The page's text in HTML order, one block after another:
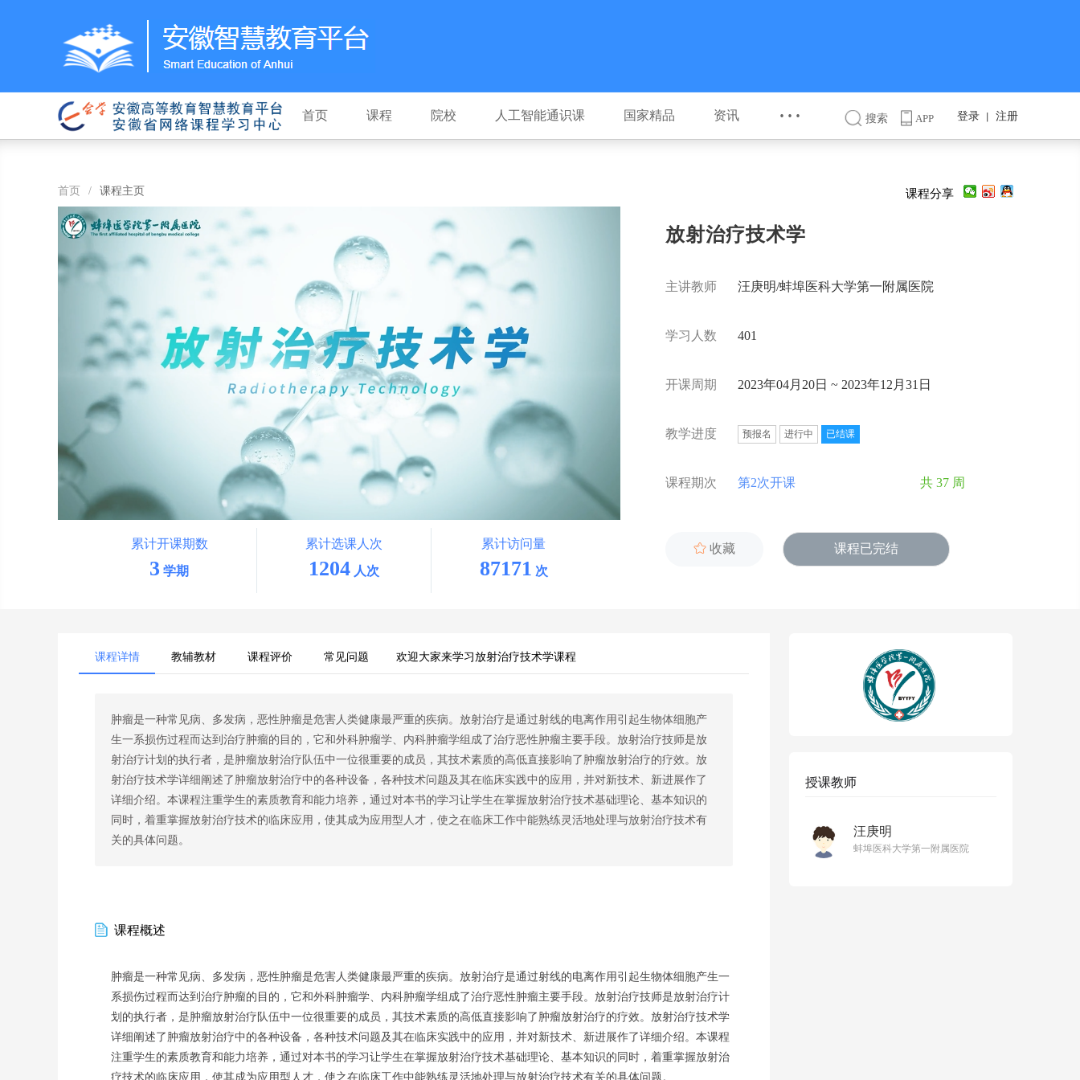
首页 课程 院校 人工智能通识课 国家精品 资讯 ··· 搜索 APP 登录 注册
首页 / 课程主页
累计开课期数
3 学期
累计选课人次
1204人次
累计访问量
87171 次
课程分享
放射治疗技术学
主讲教师 汪庚明/蚌埠医科大学第一附属医院
学习人数 401
开课周期 2023年04月20日 ~ 2023年12月31日
教学进度 预报名 进行中 已结课
课程期次 第2次开课 共 37 周
 收藏 课程已完结
课程详情 教辅教材 课程评价 常见问题 欢迎大家来学习放射治疗技术学课程
肿瘤是一种常见病、多发病，恶性肿瘤是危害人类健康最严重的疾病。放射治疗是通过射线的电离作用引起生物体细胞产
生一系损伤过程而达到治疗肿瘤的目的，它和外科肿瘤学、内科肿瘤学组成了治疗恶性肿瘤主要手段。放射治疗技师是放
射治疗计划的执行者，是肿瘤放射治疗队伍中一位很重要的成员，其技术素质的高低直接影响了肿瘤放射治疗的疗效。放
射治疗技术学详细阐述了肿瘤放射治疗中的各种设备，各种技术问题及其在临床实践中的应用，并对新技术、新进展作了
详细介绍。本课程注重学生的素质教育和能力培养，通过对本书的学习让学生在掌握放射治疗技术基础理论、基本知识的
同时，着重掌握放射治疗技术的临床应用，使其成为应用型人才，使之在临床工作中能熟练灵活地处理与放射治疗技术有
关的具体问题。
课程概述
肿瘤是一种常见病、多发病，恶性肿瘤是危害人类健康最严重的疾病。放射治疗是通过射线的电离作用引起生物体细胞产生一
系损伤过程而达到治疗肿瘤的目的，它和外科肿瘤学、内科肿瘤学组成了治疗恶性肿瘤主要手段。放射治疗技师是放射治疗计
划的执行者，是肿瘤放射治疗队伍中一位很重要的成员，其技术素质的高低直接影响了肿瘤放射治疗的疗效。放射治疗技术学
详细阐述了肿瘤放射治疗中的各种设备，各种技术问题及其在临床实践中的应用，并对新技术、新进展作了详细介绍。本课程
注重学生的素质教育和能力培养，通过对本书的学习让学生在掌握放射治疗技术基础理论、基本知识的同时，着重掌握放射治
疗技术的临床应用，使其成为应用型人才，使之在临床工作中能熟练灵活地处理与放射治疗技术有关的具体问题。
授课教师
汪庚明
蚌埠医科大学第一附属医院